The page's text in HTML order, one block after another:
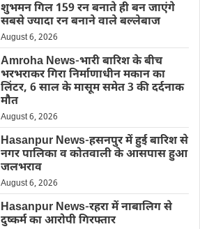
शुभमन गिल 159 रन बनाते ही बन जाएंगे
सबसे ज्यादा रन बनाने वाले बल्लेबाज
August 6, 2026
Amroha News-भारी बारिश के बीच
भरभराकर गिरा निर्माणाधीन मकान का
लिंटर, 6 साल के मासूम समेत 3 की दर्दनाक
मौत
August 6, 2026
Hasanpur News-हसनपुर में हुई बारिश से
नगर पालिका व कोतवाली के आसपास हुआ
जलभराव
August 6, 2026
Hasanpur News-रहरा में नाबालिग से
दुष्कर्म का आरोपी गिरफ्तार